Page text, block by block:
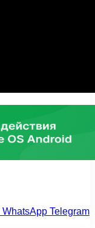
WhatsApp Telegram